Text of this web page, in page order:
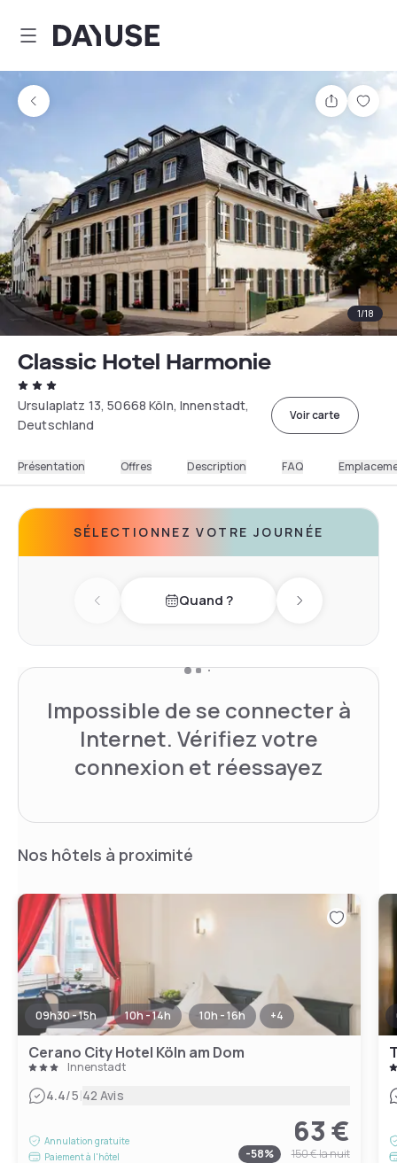
Dayuse
Partager
1/18
Classic Hotel Harmonie
Ursulaplatz 13, 50668 Köln, Innenstadt,
Deutschland
Voir carte
Présentation Offres Description FAQ
SÉLECTIONNEZ VOTRE JOURNÉE
Previous dayQuand ? Next day
Impossible de se connecter à
Internet. Vérifiez votre
connexion et réessayez
Nos hôtels à proximité
09h30 - 15h 10h - 14h 10h - 16h +4
Cerano City Hotel Köln am Dom
Innenstadt
4.4/5|42 Avis
Annulation gratuite
Paiement à l'hôtel
63 €
-58% 150 €la nuit